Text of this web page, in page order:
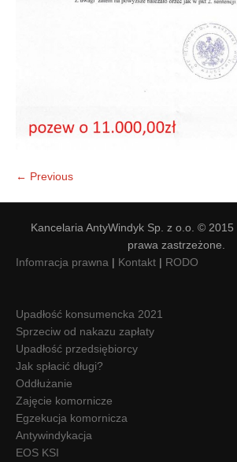
← Previous
Kancelaria AntyWindyk Sp. z o.o. ©
prawa zastrzeżone.
Infomracja prawna | Kontakt | RODO
Upadłość konsumencka 2021
Sprzeciw od nakazu zapłaty
Upadłość przedsiębiorcy
Jak spłacić długi?
Oddłużanie
Zajęcie komornicze
Egzekucja komornicza
Antywindykacja
EOS KSI